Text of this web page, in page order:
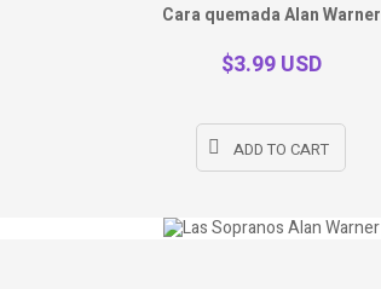
Cara quemada Alan Warner
$3.99 USD
ADD TO CART